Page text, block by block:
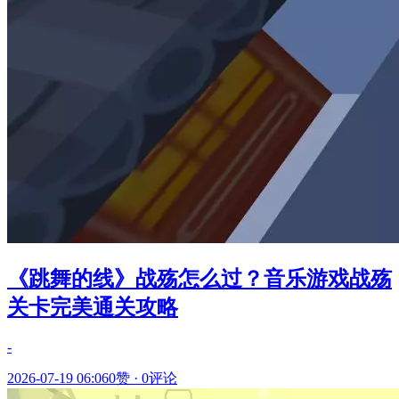
《跳舞的线》战殇怎么过？音乐游戏战殇
关卡完美通关攻略
-
2026-07-19 06:060赞 · 0评论